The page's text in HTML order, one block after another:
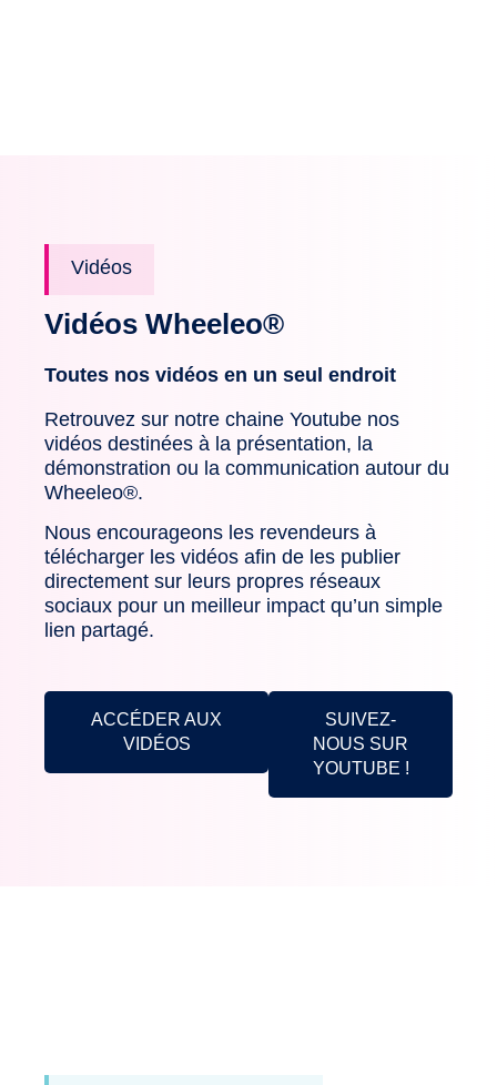
Vidéos
Vidéos Wheeleo®
Toutes nos vidéos en un seul endroit
Retrouvez sur notre chaine Youtube nos
vidéos destinées à la présentation, la
démonstration ou la communication autour du
Wheeleo®.
Nous encourageons les revendeurs à
télécharger les vidéos afin de les publier
directement sur leurs propres réseaux
sociaux pour un meilleur impact qu’un simple
lien partagé.
ACCÉDER AUX
VIDÉOS
SUIVEZ-
NOUS SUR
YOUTUBE !